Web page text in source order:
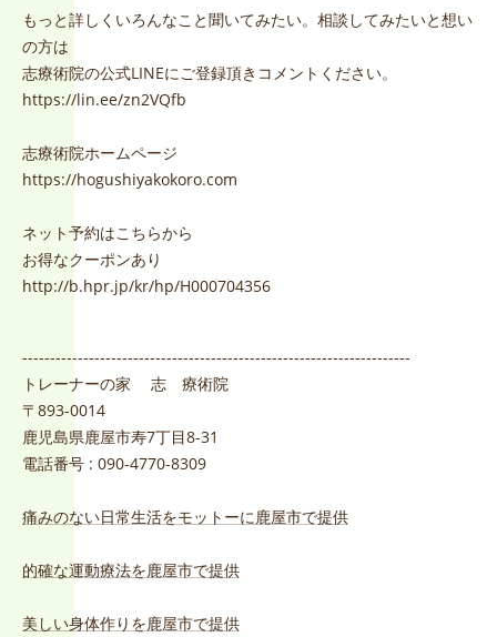
もっと詳しくいろんなこと聞いてみたい。相談してみたいと想い
の方は
志療術院の公式LINEにご登録頂きコメントください。
https://lin.ee/zn2VQfb
志療術院ホームページ
https://hogushiyakokoro.com
ネット予約はこちらから
お得なクーポンあり
http://b.hpr.jp/kr/hp/H000704356
----------------------------------------------------------------------
トレーナーの家 志 療術院
〒893-0014
鹿児島県鹿屋市寿7丁目8-31
電話番号 : 090-4770-8309
痛みのない日常生活をモットーに鹿屋市で提供
的確な運動療法を鹿屋市で提供
美しい身体作りを鹿屋市で提供